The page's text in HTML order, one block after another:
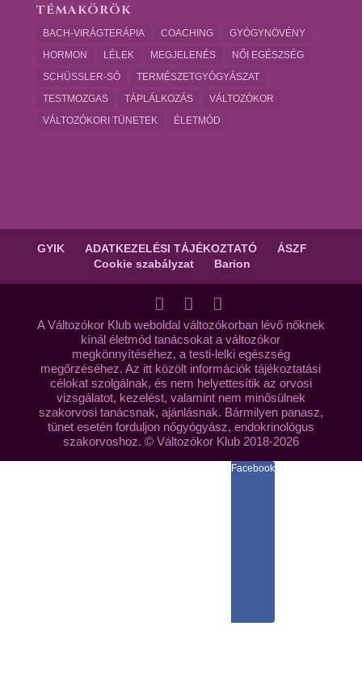
TÉMAKÖRÖK
BACH-VIRÁGTERÁPIA COACHING
GYÓGYNÖVÉNY
HORMON
LÉLEK MEGJELENÉS
NŐI EGÉSZSÉG
SCHÜSSLER-SÓ
TERMÉSZETGYÓGYÁSZAT
TESTMOZGAS
TÁPLÁLKOZÁS
VÁLTOZÓKOR
VÁLTOZÓKORI TÜNETEK
ÉLETMÓD
GYIK ADATKEZELÉSI TÁJÉKOZTATÓ
ÁSZF
Cookie szabályzat
Barion
A Változókor Klub weboldal változókorban lévő nőknek
kínál életmód tanácsokat a változókor
megkönnyítéséhez, a testi-lelki egészség
megőrzéséhez. Az itt közölt információk tájékoztatási
célokat szolgálnak, és nem helyettesítik az orvosi
vizsgálatot, kezelést, valamint nem minősülnek
szakorvosi tanácsnak, ajánlásnak. Bármilyen panasz,
tünet esetén forduljon nőgyógyász, endokrinológus
szakorvoshoz. © Változókor Klub 2018-2026
Facebook